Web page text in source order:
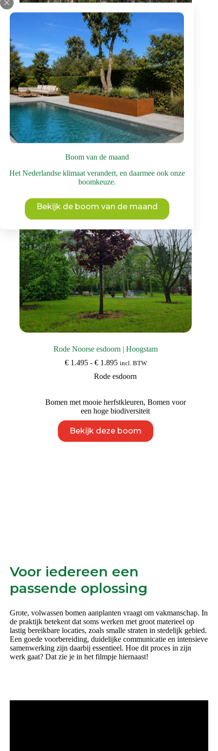
Boom van de maand
Het Nederlandse klimaat verandert, en daarmee ook onze
boomkeuze.
Bekijk de boom van de maand
Rode esdoorn | Halfstam
€1.995 incl. BTW
Sierbomen, Rode esdoorn
Bomen voor een middelgrote tuin,Bomen met
mooie herfstkleuren
Bekijk deze boom
Dit
product
heeft
variaties.
optie
kan
worden
op
de
productpagina
Rode Noorse esdoorn | Hoogstam
€1.495 - €1.895Prijsklasse:
tot
incl. BTW
Rode esdoorn
Bomen met mooie herfstkleuren, Bomen voor
een hoge biodiversiteit
Bekijk deze boom
product
heeft
Voor iedereen een
passende oplossing
Grote, volwassen bomen aanplanten vraagt om vakmanschap. In
de praktijk betekent dat soms werken met groot materieel op
lastig bereikbare locaties, zoals smalle straten in stedelijk gebied.
Een goede voorbereiding, duidelijke communicatie en intensieve
samenwerking zijn daarbij essentieel. Hoe dit proces in zijn
werk gaat? Dat zie je in het filmpje hiernaast!